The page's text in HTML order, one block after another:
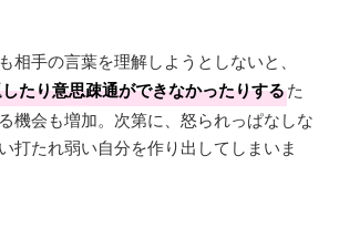
相手の言葉を理解しようとしないと、
たり意思疎通ができなかったりするた
機会も増加。次第に、怒られっぱなしな
打たれ弱い自分を作り出してしまいま